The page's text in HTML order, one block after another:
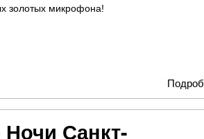
золотых микрофона!
Санкт-